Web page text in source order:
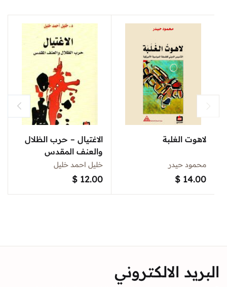
الاغتيال – حرب الظلال
والعنف المقدس
خليل احمد خليل
$ 12.00
لاهوت الغلبة
محمود حيدر
$ 14.00
البريد الالكتروني